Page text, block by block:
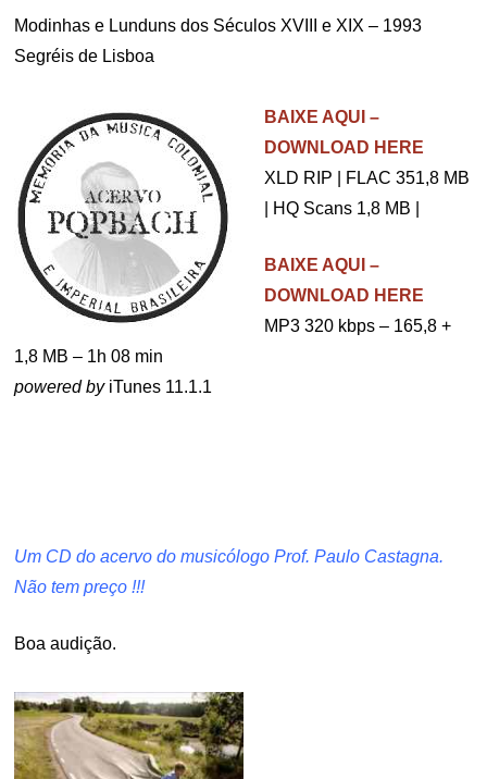
Modinhas e Lunduns dos Séculos XVIII e XIX – 1993
Segréis de Lisboa
BAIXE AQUI –
DOWNLOAD HERE
XLD RIP | FLAC 351,8 MB
| HQ Scans 1,8 MB |
BAIXE AQUI –
DOWNLOAD HERE
MP3 320 kbps – 165,8 +
1,8 MB – 1h 08 min
powered byiTunes 11.1.1
Um CD do acervo do musicólogo Prof. Paulo Castagna.
Não tem preço !!!
Boa audição.